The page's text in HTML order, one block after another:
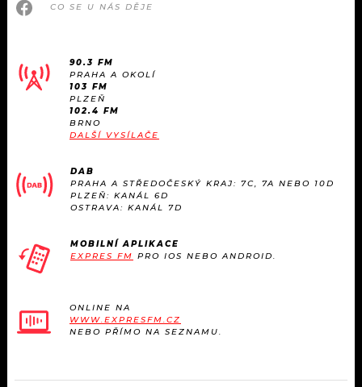
CO SE U NÁS DĚJE
90.3 FM
PRAHA A OKOLÍ
103 FM
PLZEŇ
102.4 FM
BRNO
DALŠÍ VYSÍLAČE
DAB
PRAHA A STŘEDOČESKÝ KRAJ: 7C, 7A NEBO 10D
PLZEŇ: KANÁL 6D
OSTRAVA: KANÁL 7D
MOBILNÍ APLIKACE
EXPRES FM PRO IOS NEBO ANDROID.
ONLINE NA
WWW.EXPRESFM.CZ
NEBO PŘÍMO NA SEZNAMU.